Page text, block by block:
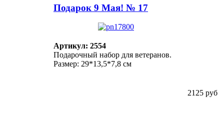
Подарок 9 Мая! № 17
Артикул: 2554
Подарочный набор для ветеранов.
Размер: 29*13,5*7,8 см
2125 руб